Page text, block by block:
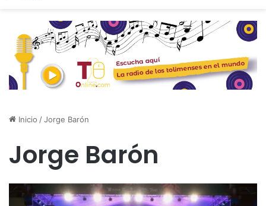
Inicio /Jorge Barón
Jorge Barón